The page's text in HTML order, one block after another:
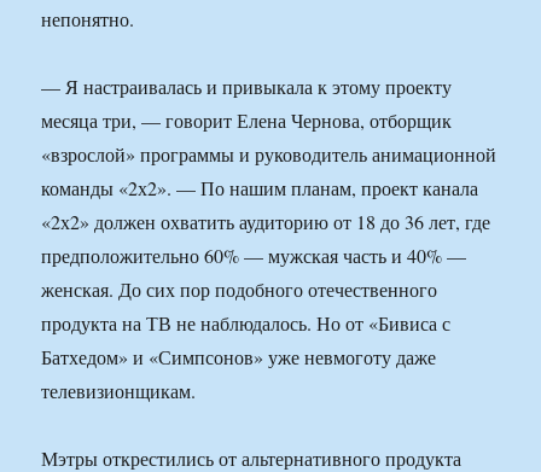
непонятно.
— Я настраивалась и привыкала к этому проекту
месяца три, — говорит Елена Чернова, отборщик
«взрослой» программы и руководитель анимационной
команды «2х2». — По нашим планам, проект канала
«2х2» должен охватить аудиторию от 18 до 36 лет, где
предположительно 60% — мужская часть и 40% —
женская. До сих пор подобного отечественного
продукта на ТВ не наблюдалось. Но от «Бивиса с
Батхедом» и «Симпсонов» уже невмоготу даже
телевизионщикам.
Мэтры открестились от альтернативного продукта